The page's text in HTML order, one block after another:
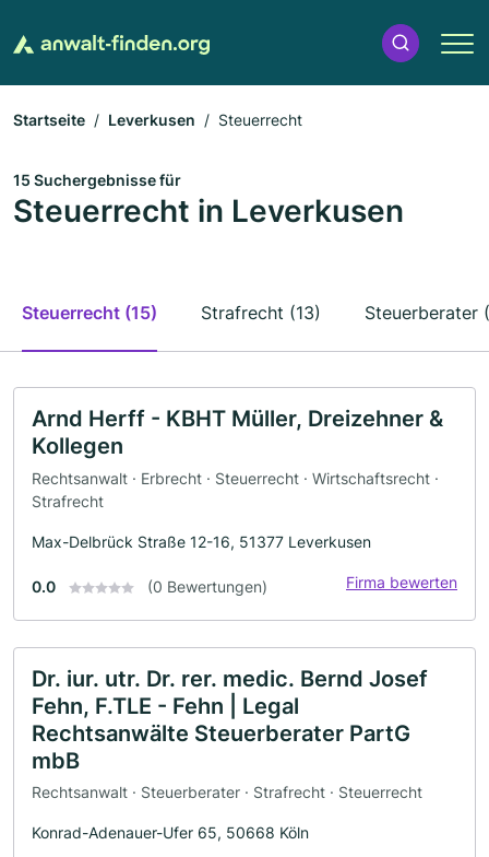
Startseite Leverkusen Steuerrecht
15 Suchergebnisse für
Steuerrecht in Leverkusen
Steuerrecht (15) Strafrecht (13) Steuerberater
Arnd Herff - KBHT Müller, Dreizehner &
Kollegen
Rechtsanwalt · Erbrecht · Steuerrecht · Wirtschaftsrecht ·
Strafrecht
Max-Delbrück Straße 12-16, 51377 Leverkusen
0.0 (0 Bewertungen) Firma bewerten
Dr. iur. utr. Dr. rer. medic. Bernd Josef
Fehn, F.TLE - Fehn | Legal
Rechtsanwälte Steuerberater PartG
mbB
Rechtsanwalt · Steuerberater · Strafrecht · Steuerrecht
Konrad-Adenauer-Ufer 65, 50668 Köln